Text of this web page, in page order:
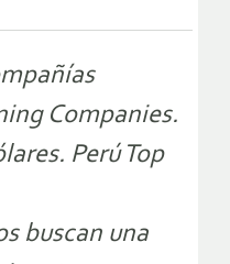
Companies.
Perú Top
buscan una